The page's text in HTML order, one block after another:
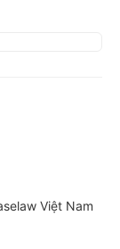
Việt Nam